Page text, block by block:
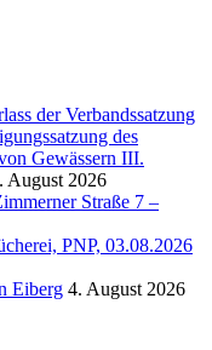
der Verbandssatzung
des
Gewässern III.
August 2026
Straße 7 –
PNP, 03.08.2026
Eiberg 4. August 2026